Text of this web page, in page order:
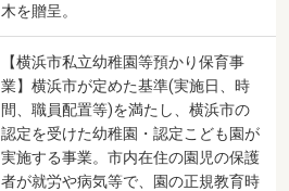
木を贈呈。
【横浜市私立幼稚園等預かり保育事
業】横浜市が定めた基準(実施日、時
間、職員配置等)を満たし、横浜市の
認定を受けた幼稚園・認定こども園が
実施する事業。市内在住の園児の保護
者が就労や病気等で、園の正規教育時